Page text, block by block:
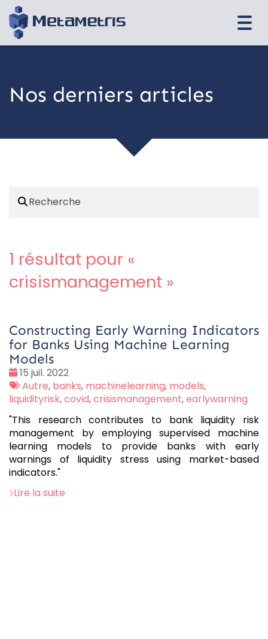
Nos derniers articles
1 résultat pour «
crisismanagement »
Constructing Early Warning Indicators
for Banks Using Machine Learning
Models
Date
:
15 juil. 2022
Tags
:
Autre, banks, machinelearning, models,
liquidityrisk,covid,crisismanagement,earlywarning
"This research contributes to bank liquidity risk
management by employing supervised machine
learning models to provide banks with early
warnings of liquidity stress using market-based
indicators."
Lire la suite